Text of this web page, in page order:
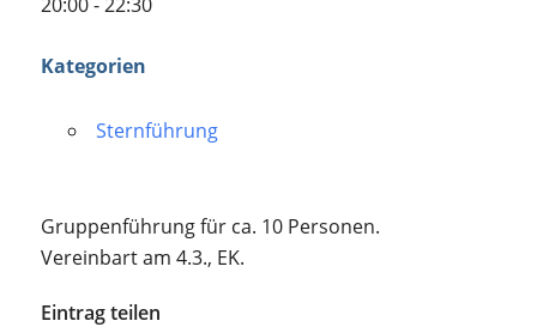
Kategorien
Sternführung
Gruppenführung für ca. 10 Personen.
Vereinbart am 4.3., EK.
Eintrag teilen